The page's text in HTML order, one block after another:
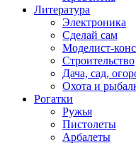
Литература
Электроника
Сделай сам
Моделист-
Строительство
Дача, сад,
Охота и
Рогатки
Ружья
Пистолеты
Арбалеты